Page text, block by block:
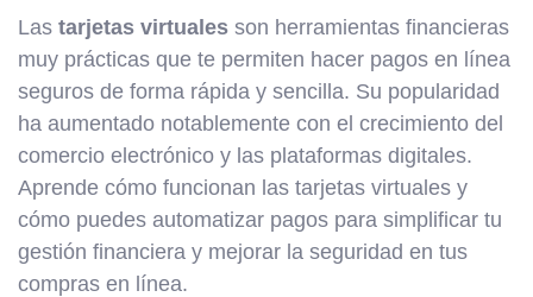
Las tarjetas virtuales son herramientas financieras
muy prácticas que te permiten hacer pagos en línea
seguros de forma rápida y sencilla. Su popularidad
ha aumentado notablemente con el crecimiento del
comercio electrónico y las plataformas digitales.
Aprende cómo funcionan las tarjetas virtuales y
cómo puedes automatizar pagos para simplificar tu
gestión financiera y mejorar la seguridad en tus
compras en línea.